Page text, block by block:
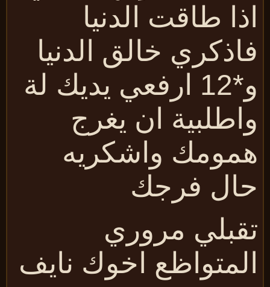
طاقت الدنيا
خالق الدنيا
و*12 ارفعي يديك لة
ان يغرج
واشكريه
فرجك
مروري
اخوك نايف